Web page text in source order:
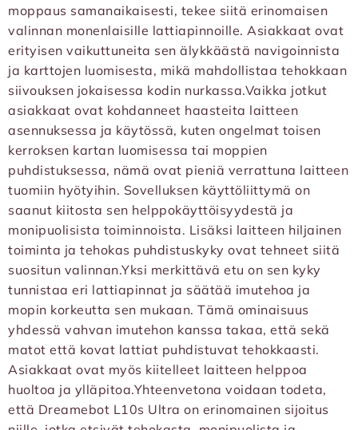
moppaus samanaikaisesti, tekee siitä erinomaisen
valinnan monenlaisille lattiapinnoille. Asiakkaat ovat
erityisen vaikuttuneita sen älykkäästä navigoinnista
ja karttojen luomisesta, mikä mahdollistaa tehokkaan
siivouksen jokaisessa kodin nurkassa.Vaikka jotkut
asiakkaat ovat kohdanneet haasteita laitteen
asennuksessa ja käytössä, kuten ongelmat toisen
kerroksen kartan luomisessa tai moppien
puhdistuksessa, nämä ovat pieniä verrattuna laitteen
tuomiin hyötyihin. Sovelluksen käyttöliittymä on
saanut kiitosta sen helppokäyttöisyydestä ja
monipuolisista toiminnoista. Lisäksi laitteen hiljainen
toiminta ja tehokas puhdistuskyky ovat tehneet siitä
suositun valinnan.Yksi merkittävä etu on sen kyky
tunnistaa eri lattiapinnat ja säätää imutehoa ja
mopin korkeutta sen mukaan. Tämä ominaisuus
yhdessä vahvan imutehon kanssa takaa, että sekä
matot että kovat lattiat puhdistuvat tehokkaasti.
Asiakkaat ovat myös kiitelleet laitteen helppoa
huoltoa ja ylläpitoa.Yhteenvetona voidaan todeta,
että Dreamebot L10s Ultra on erinomainen sijoitus